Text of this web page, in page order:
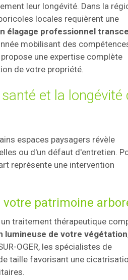
leur longévité. Dans la
locales requièrent une
élagage professionnel
mobilisant des
propose une expertise complète
de votre propriété.
et la longévité
espaces paysagers révèle
ou d'un défaut d'entretien.
représente une intervention
patrimoine
traitement thérapeutique
lumineuse de votre végétation
OGER, les spécialistes de
de taille favorisant une